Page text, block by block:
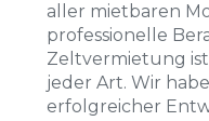
aller mietbaren
professionelle
Zeltvermietung
jeder Art. Wir
erfolgreicher